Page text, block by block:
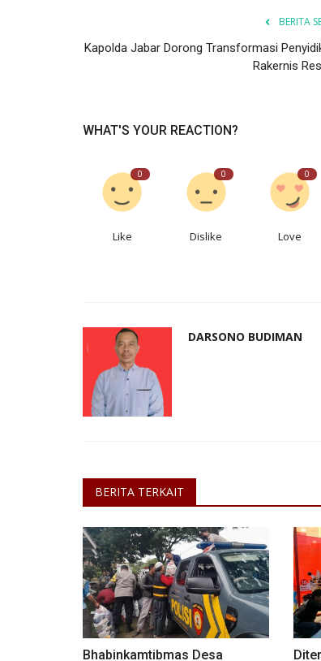
BERITA
Kapolda Jabar Dorong Transformasi
Rakernis
WHAT'S YOUR REACTION?
0
Like
0
Dislike
0
Love
DARSONO BUDIMAN
BERITA TERKAIT
Bhabinkamtibmas Desa